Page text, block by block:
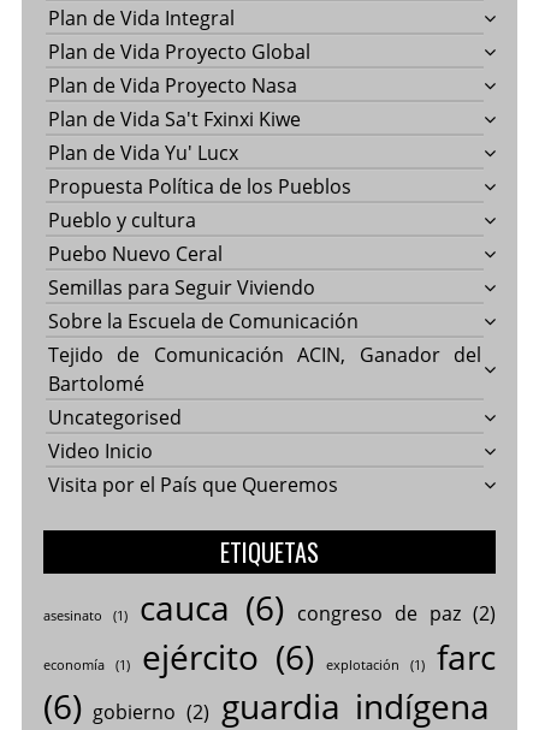
Plan de Vida Integral
Plan de Vida Proyecto Global
Plan de Vida Proyecto Nasa
Plan de Vida Sa't Fxinxi Kiwe
Plan de Vida Yu' Lucx
Propuesta Política de los Pueblos
Pueblo y cultura
Puebo Nuevo Ceral
Semillas para Seguir Viviendo
Sobre la Escuela de Comunicación
Tejido de Comunicación ACIN, Ganador del
Bartolomé
Uncategorised
Video Inicio
Visita por el País que Queremos
ETIQUETAS
asesinato (1) cauca (6) congreso de paz(2)
economía(1) ejército (6) explotación (1)
farc
(6) gobierno (2) guardia indígena